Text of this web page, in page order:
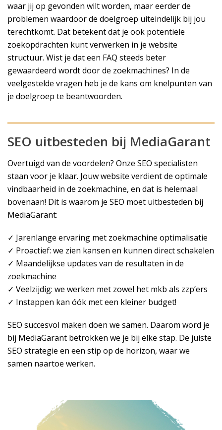
waar jij op gevonden wilt worden, maar eerder de
problemen waardoor de doelgroep uiteindelijk bij jou
terechtkomt. Dat betekent dat je ook potentiële
zoekopdrachten kunt verwerken in je website
structuur. Wist je dat een FAQ steeds beter
gewaardeerd wordt door de zoekmachines? In de
veelgestelde vragen heb je de kans om knelpunten van
je doelgroep te beantwoorden.
SEO uitbesteden bij MediaGarant
Overtuigd van de voordelen? Onze SEO specialisten
staan voor je klaar. Jouw website verdient de optimale
vindbaarheid in de zoekmachine, en dat is helemaal
bovenaan! Dit is waarom je SEO moet uitbesteden bij
MediaGarant:
✓ Jarenlange ervaring met zoekmachine optimalisatie
✓ Proactief: we zien kansen en kunnen direct schakelen
✓ Maandelijkse updates van de resultaten in de
zoekmachine
✓ Veelzijdig: we werken met zowel het mkb als zzp’ers
✓ Instappen kan óók met een kleiner budget!
SEO succesvol maken doen we samen. Daarom word je
bij MediaGarant betrokken we je bij elke stap. De juiste
SEO strategie en een stip op de horizon, waar we
samen naartoe werken.